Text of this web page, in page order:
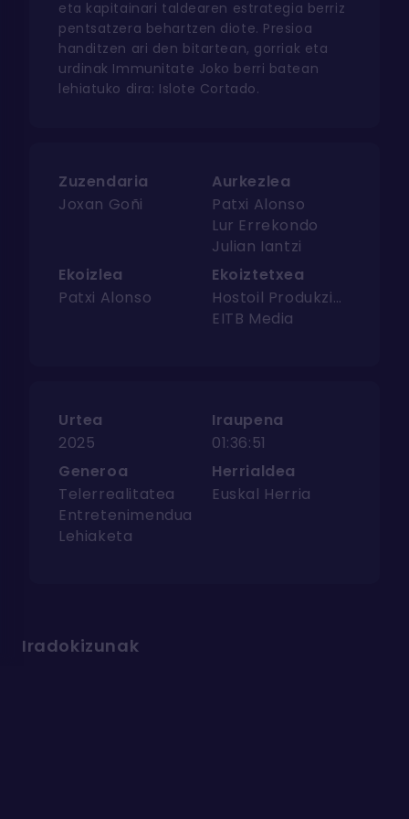
eta kapitainari taldearen estrategia berriz
pentsatzera behartzen diote. Presioa
handitzen ari den bitartean, gorriak eta
urdinak Immunitate Joko berri batean
lehiatuko dira: Islote Cortado.
Zuzendaria
Joxan Goñi
Aurkezlea
Patxi Alonso
Lur Errekondo
Julian Iantzi
Ekoizlea
Patxi Alonso
Ekoiztetxea
Hostoil Produkzioak
EITB Media
Urtea
2025
Iraupena
01:36:51
Generoa
Telerrealitatea
Entretenimendua
Lehiaketa
Herrialdea
Euskal Herria
Iradokizunak